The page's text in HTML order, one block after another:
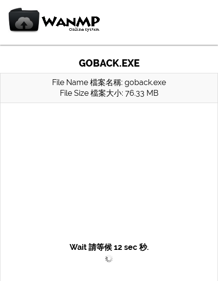
GOBACK.EXE
File Name 檔案名稱: goback.exe
File Size 檔案大小: 76.33 MB
Wait 請等候 12sec 秒.